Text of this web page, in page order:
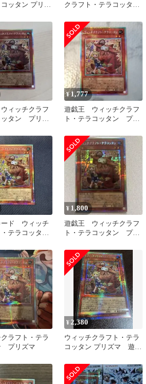
ッタン プリシ
クラフト・テラコッタン
ィッチクラフ
ッタン プリズ
¥1,777
遊戯王 ウィッチクラフ
ト・テラコッタン プリ
ード ウィッチ
テラコッタ
レア
¥ 1,800
遊戯王 ウィッチクラフ
ト・テラコッタン プリ
ラフト・テラ
プリズマ
¥ 2,380
ウィッチクラフト・テラ
コッタン プリズマ 遊戯
ークレット